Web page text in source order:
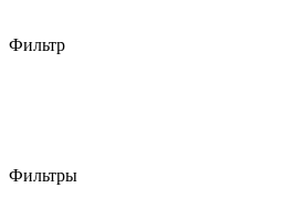
Фильтр
Фильтры